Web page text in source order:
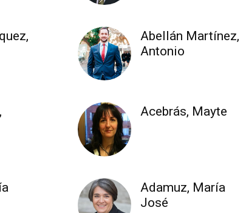
Abellán Martínez,
Antonio
Acebrás, Mayte
Adamuz, María
José